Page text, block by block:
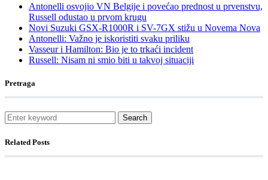
Antonelli osvojio VN Belgije i povećao prednost u prvenstvu,
Russell odustao u prvom krugu
Novi Suzuki GSX-R1000R i SV-7GX stižu u Novema Nova
Antonelli: Važno je iskoristiti svaku priliku
Vasseur i Hamilton: Bio je to trkaći incident
Russell: Nisam ni smio biti u takvoj situaciji
Pretraga
Search
Related Posts